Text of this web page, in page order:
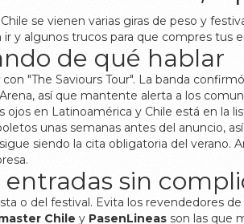
se vienen varias giras de peso y
y algunos trucos para que compres tus
de qué hablar
con "The Saviours Tour". La banda
así que mantente alerta a los
ojos en Latinoamérica y Chile está en la
unas semanas antes del anuncio,
siendo la cita obligatoria del verano.
sin
o del festival. Evita los revendedores
Chile y PasenLineas son las que